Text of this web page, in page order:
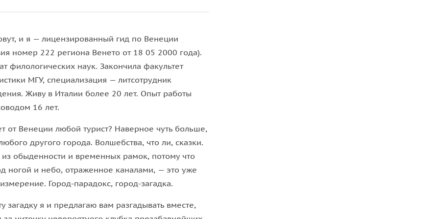
имя. А хочешь, мы посетим лабораторию, где
создашь свою личную креативную маску.
как приносим из гостей кусочек торта, кусочек
«продолжением», это, пожалуй, только в
эксклюзивом для жаждущих острых ощущений
карнавал еще в XVIII веке, так что, идя
за порцию адреналина, венецианцы свой
то в Венеции длился аж полгода. Карнавал
время поменяло все с точностью до
и я — лицензированный гид по Венеции
номер 222 региона Венето от 18 05 2000 года).
филологических наук. Закончила факультет
МГУ, специализация — литсотрудник
Живу в Италии более 20 лет. Опыт работы
16 лет.
от Венеции любой турист? Наверное чуть больше,
другого города. Волшебства, что ли, сказки.
обыденности и временных рамок, потому что
ногой и небо, отраженное каналами, — это уже
Город-парадокс, город-загадка.
загадку я и предлагаю вам разгадывать вместе,